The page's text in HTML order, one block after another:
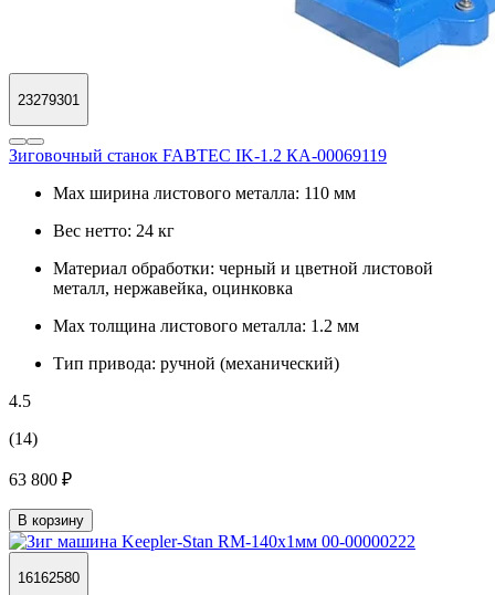
23279301
Зиговочный станок FABTEC IK-1.2 КА-00069119
Max ширина листового металла: 110 мм
Вес нетто: 24 кг
Материал обработки: черный и цветной листовой
металл, нержавейка, оцинковка
Max толщина листового металла: 1.2 мм
Тип привода: ручной (механический)
4.5
(14)
63 800 ₽
В корзину
16162580